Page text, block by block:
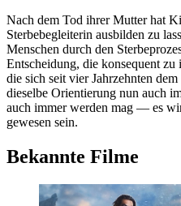
Nach dem Tod ihrer Mutter hat
Sterbebegleiterin ausbilden zu
Menschen durch den
Entscheidung, die konsequent zu
die sich seit vier Jahrzehnten
dieselbe Orientierung nun auch
auch immer werden mag — es
gewesen sein.
Bekannte Filme